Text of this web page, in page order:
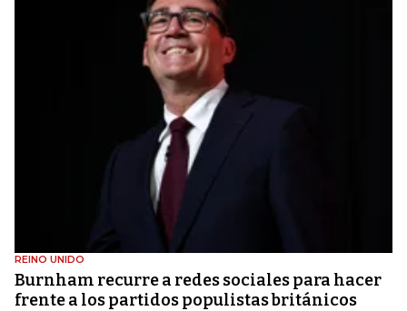
REINO UNIDO
Burnham recurre a redes sociales para hacer
frente a los partidos populistas británicos